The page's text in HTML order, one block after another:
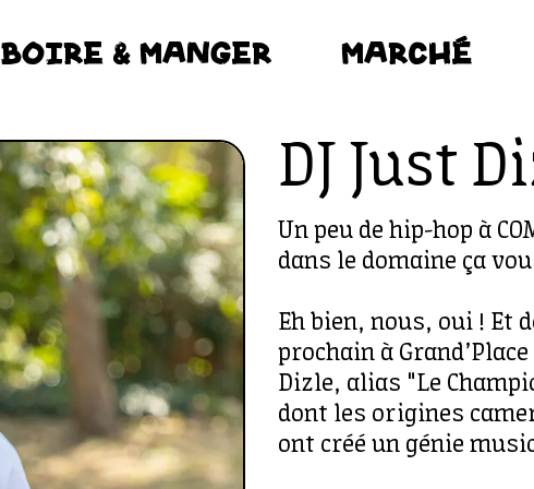
BOIRE & MANGER MARCHÉ
DJ Just
Un peu de hip-hop à
dans le domaine ça
Eh bien, nous, oui ! Et
prochain à
Dizle, alias "Le
dont les origines
ont créé un génie